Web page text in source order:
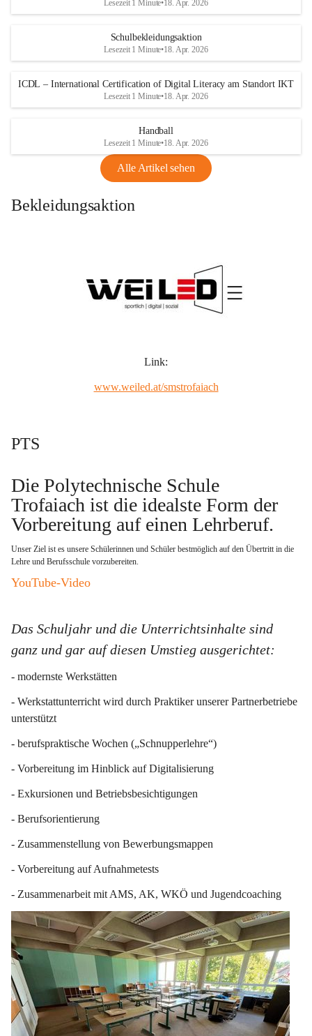
Lesezeit 1 Minute•18. Apr. 2026
Schulbekleidungsaktion
Lesezeit 1 Minute•18. Apr. 2026
ICDL – International Certification of Digital Literacy am Standort IKT
Lesezeit 1 Minute•18. Apr. 2026
Handball
Lesezeit 1 Minute•18. Apr. 2026
Alle Artikel sehen
Bekleidungsaktion
Link:
www.weiled.at/smstrofaiach
PTS
Die Polytechnische Schule
Trofaiach ist die idealste Form der
Vorbereitung auf einen Lehrberuf.
Unser Ziel ist es unsere Schülerinnen und Schüler bestmöglich auf den Übertritt in die
Lehre und Berufsschule vorzubereiten.
YouTube-Video
Das Schuljahr und die Unterrichtsinhalte sind
ganz und gar auf diesen Umstieg ausgerichtet:
- modernste Werkstätten
- Werkstattunterricht wird durch Praktiker unserer Partnerbetriebe
unterstützt
- berufspraktische Wochen („Schnupperlehre“)
- Vorbereitung im Hinblick auf Digitalisierung
- Exkursionen und Betriebsbesichtigungen
- Berufsorientierung
- Zusammenstellung von Bewerbungsmappen
- Vorbereitung auf Aufnahmetests
- Zusammenarbeit mit AMS, AK, WKÖ und Jugendcoaching